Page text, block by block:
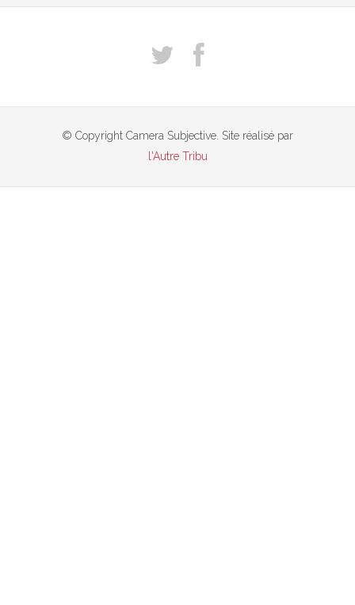
© Copyright Camera Subjective. Site réalisé par
l'Autre Tribu